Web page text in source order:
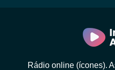
Rádio online (ícones).